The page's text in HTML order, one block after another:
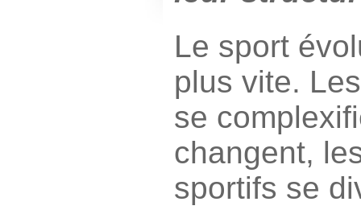
Le sport
plus vite.
se
changent,
sportifs se